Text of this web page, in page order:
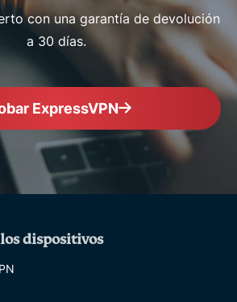
con una garantía de devolución
a 30 días.
ExpressVPN
dispositivos